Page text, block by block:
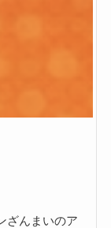
ざんまいのア